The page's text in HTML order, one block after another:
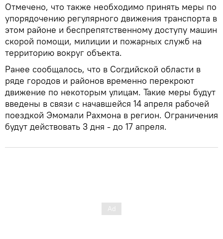
Отмечено, что также необходимо принять меры по
упорядочению регулярного движения транспорта в
этом районе и беспрепятственному доступу машин
скорой помощи, милиции и пожарных служб на
территорию вокруг объекта.
Ранее сообщалось, что в Согдийской области в
ряде городов и районов временно перекроют
движение по некоторым улицам. Такие меры будут
введены в связи с начавшейся 14 апреля рабочей
поездкой Эмомали Рахмона в регион. Ограничения
будут действовать 3 дня - до 17 апреля.